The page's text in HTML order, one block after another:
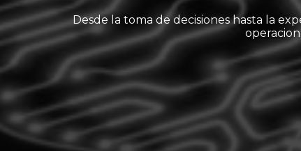
Desde la toma de decisiones hasta la